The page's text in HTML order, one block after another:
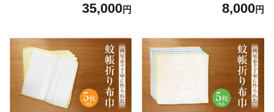
35,000円 8,000円